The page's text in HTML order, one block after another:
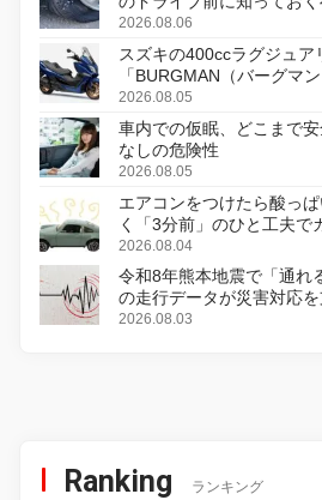
2026.08.06
スズキの400ccラグジュア
「BURGMAN（バーグマ
変更し、8月18日に発売
2026.08.05
車内での仮眠、どこまで
なしの危険性
2026.08.05
エアコンをつけたら酸っ
く「3分前」のひと工夫で
2026.08.04
令和8年熊本地震で「通れ
の走行データが災害対応を
2026.08.03
Ranking ランキング